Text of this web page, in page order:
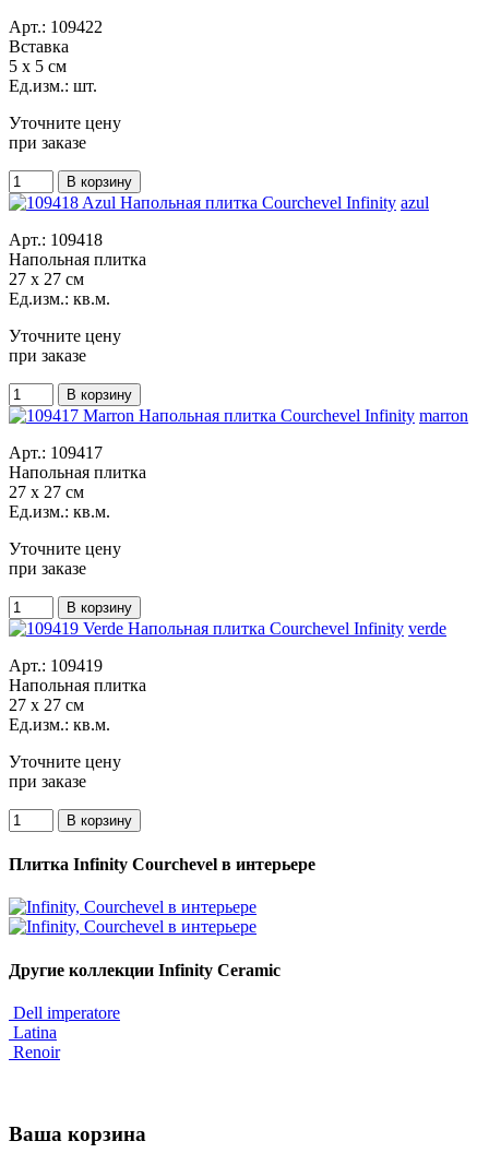
Арт.: 109422
Вставка
5 x 5 см
Ед.изм.: шт.
Уточните цену
при заказе
azul
Арт.: 109418
Напольная плитка
27 x 27 см
Ед.изм.: кв.м.
Уточните цену
при заказе
marron
Арт.: 109417
Напольная плитка
27 x 27 см
Ед.изм.: кв.м.
Уточните цену
при заказе
verde
Арт.: 109419
Напольная плитка
27 x 27 см
Ед.изм.: кв.м.
Уточните цену
при заказе
Плитка Infinity Courchevel в интерьере
Другие коллекции Infinity Ceramic
Dell imperatore
Latina
Renoir
Ваша корзина